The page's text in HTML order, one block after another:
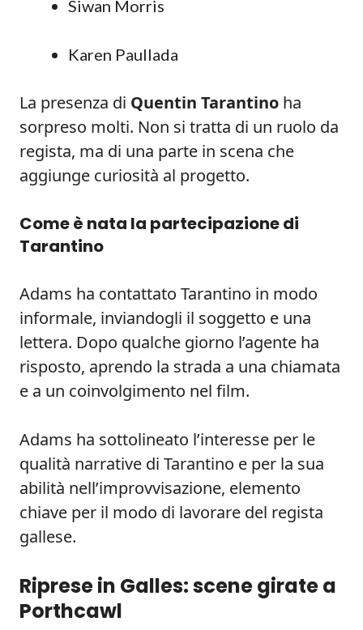
Siwan Morris
Karen Paullada
La presenza di Quentin Tarantino ha
sorpreso molti. Non si tratta di un ruolo da
regista, ma di una parte in scena che
aggiunge curiosità al progetto.
Come è nata la partecipazione di
Tarantino
Adams ha contattato Tarantino in modo
informale, inviandogli il soggetto e una
lettera. Dopo qualche giorno l’agente ha
risposto, aprendo la strada a una chiamata
e a un coinvolgimento nel film.
Adams ha sottolineato l’interesse per le
qualità narrative di Tarantino e per la sua
abilità nell’improvvisazione, elemento
chiave per il modo di lavorare del regista
gallese.
Riprese in Galles: scene girate a
Porthcawl